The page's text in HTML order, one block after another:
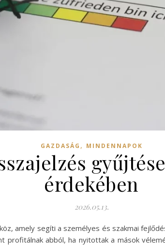
GAZDASÁG , MINDENNAPOK
érdekében
2026.05.13.
amely segíti a személyes és szakmai
profitálnak abból, ha nyitottak a mások